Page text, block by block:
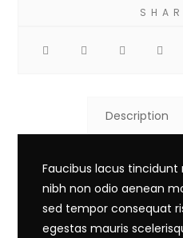
Description
Faucibus lacus
nibh non odio aenean
sed tempor consequat
egestas mauris